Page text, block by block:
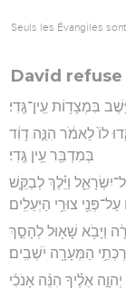
Seuls les Évangiles
David
בִּמְצָד֥וֹת עֵֽין־גֶּֽדִי׃
לוֹ֙ לֵאמֹ֔ר הִנֵּ֣ה דָוִ֔ד
בְּמִדְבַּ֖ר עֵ֥ין גֶּֽדִי׃
וַיֵּ֗לֶךְ לְבַקֵּ֤שׁ
צוּרֵ֥י הַיְּעֵלִֽים׃
וַיָּבֹ֥א שָׁא֖וּל לְהָסֵ֣ךְ
הַמְּעָרָ֖ה יֹשְׁבִֽים׃
אֵלֶ֗יךָ הִנֵּ֨ה אָנֹכִ֜י